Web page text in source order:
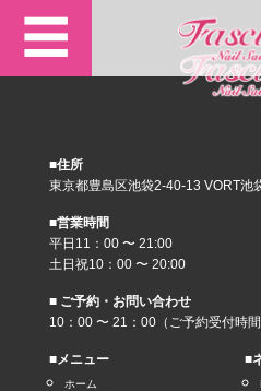
☰
■住所
東京都豊島区池袋2-40-13 VORT池
■営業時間
平日11：00 〜 21:00
土日祝10：00 〜 20:00
■ ご予約・お問い合わせ
10：00 〜 21：00（ご予約受付時間
■メニュー
ホーム
■